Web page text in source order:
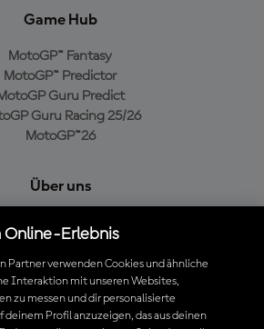
Game Hub
MotoGP™ Fantasy
MotoGP™ Predictor
Guru Predict
Guru Racing 25/26
MotoGP™26
Über uns
Cookie-Richtlinien
Kaufrichtlinie
Erlebnis
Partner verwenden Cookies und ähnliche
Interaktion mit unseren Websites,
zu messen und dir personalisierte
deinem Profil anzuzeigen, das aus deinen